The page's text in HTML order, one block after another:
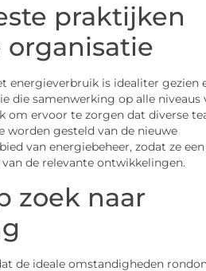
praktijken
energieverbruik is idealiter gezien
die samenwerking op alle niveaus
om ervoor te zorgen dat diverse
worden gesteld van de nieuwe
van energiebeheer, zodat ze een
de relevante ontwikkelingen.
zoek naar
de ideale omstandigheden